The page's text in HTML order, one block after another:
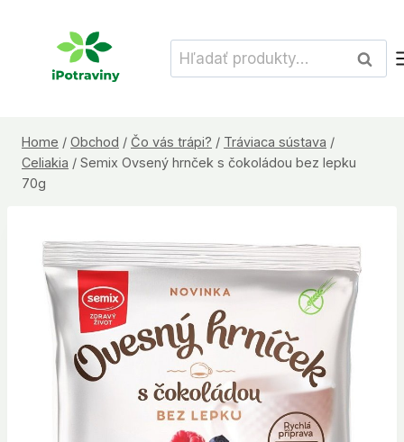
Hľadať:
Home / Obchod / Čo vás trápi? / Tráviaca sústava /
Celiakia / Semix Ovsený hrnček s čokoládou bez lepku
70g